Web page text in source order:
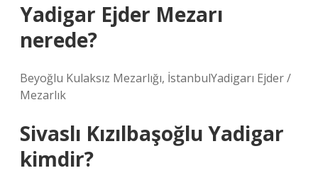
Yadigar Ejder Mezarı
nerede?
Beyoğlu Kulaksız Mezarlığı, İstanbulYadigarı Ejder /
Mezarlık
Sivaslı Kızılbaşoğlu Yadigar
kimdir?